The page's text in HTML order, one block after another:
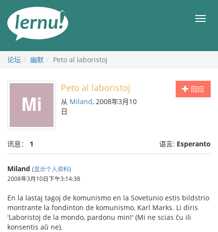
目
论坛 幽默 Peto al laboristoj
回应
Peto al laboristoj
从 Miland, 2008年3月10
日
讯息： 1 语言: Esperanto
Miland (显示个人资料)
2008年3月10日下午3:14:38
En la lastaj tagoj de komunismo en la Sovetunio estis bildstrio
montrante la fondinton de komunismo, Karl Marks. Li diris
'Laboristoj de la mondo, pardonu min!' (Mi ne scias ĉu ili
konsentis aŭ ne).